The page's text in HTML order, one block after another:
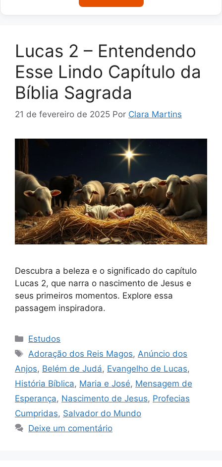
Lucas 2 – Entendendo
Esse Lindo Capítulo da
Bíblia Sagrada
21 de fevereiro de 2025 Por Clara Martins
Descubra a beleza e o significado do capítulo
Lucas 2, que narra o nascimento de Jesus e
seus primeiros momentos. Explore essa
passagem inspiradora.
Categorias
Estudos
Tags
Adoração dos Reis Magos,Anúncio dos
Anjos, Belém de Judá, Evangelho de Lucas,
História Bíblica, Maria e José, Mensagem de
Esperança, Nascimento de Jesus, Profecias
Cumpridas, Salvador do Mundo
Deixe um comentário